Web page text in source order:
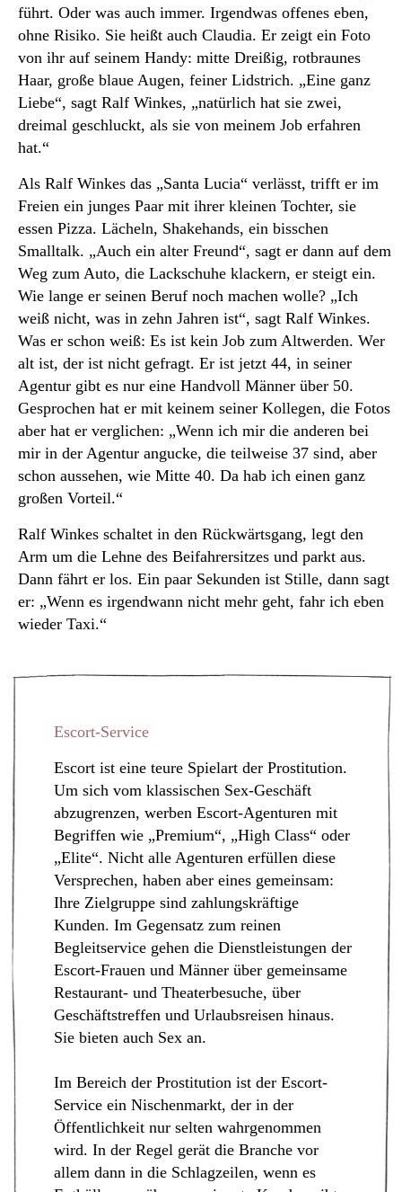
führt. Oder was auch immer. Irgendwas offenes eben,
ohne Risiko. Sie heißt auch Claudia. Er zeigt ein Foto
von ihr auf seinem Handy: mitte Dreißig, rotbraunes
Haar, große blaue Augen, feiner Lidstrich. „Eine ganz
Liebe“, sagt Ralf Winkes, „natürlich hat sie zwei,
dreimal geschluckt, als sie von meinem Job erfahren
hat.“
Als Ralf Winkes das „Santa Lucia“ verlässt, trifft er im
Freien ein junges Paar mit ihrer kleinen Tochter, sie
essen Pizza. Lächeln, Shakehands, ein bisschen
Smalltalk. „Auch ein alter Freund“, sagt er dann auf dem
Weg zum Auto, die Lackschuhe klackern, er steigt ein.
Wie lange er seinen Beruf noch machen wolle? „Ich
weiß nicht, was in zehn Jahren ist“, sagt Ralf Winkes.
Was er schon weiß: Es ist kein Job zum Altwerden. Wer
alt ist, der ist nicht gefragt. Er ist jetzt 44, in seiner
Agentur gibt es nur eine Handvoll Männer über 50.
Gesprochen hat er mit keinem seiner Kollegen, die Fotos
aber hat er verglichen: „Wenn ich mir die anderen bei
mir in der Agentur angucke, die teilweise 37 sind, aber
schon aussehen, wie Mitte 40. Da hab ich einen ganz
großen Vorteil.“
Ralf Winkes schaltet in den Rückwärtsgang, legt den
Arm um die Lehne des Beifahrersitzes und parkt aus.
Dann fährt er los. Ein paar Sekunden ist Stille, dann sagt
er: „Wenn es irgendwann nicht mehr geht, fahr ich eben
wieder Taxi.“
Escort-Service
Escort ist eine teure Spielart der Prostitution.
Um sich vom klassischen Sex-Geschäft
abzugrenzen, werben Escort-Agenturen mit
Begriffen wie „Premium“, „High Class“ oder
„Elite“. Nicht alle Agenturen erfüllen diese
Versprechen, haben aber eines gemeinsam:
Ihre Zielgruppe sind zahlungskräftige
Kunden. Im Gegensatz zum reinen
Begleitservice gehen die Dienstleistungen der
Escort-Frauen und Männer über gemeinsame
Restaurant- und Theaterbesuche, über
Geschäftstreffen und Urlaubsreisen hinaus.
Sie bieten auch Sex an.
Im Bereich der Prostitution ist der Escort-
Service ein Nischenmarkt, der in der
Öffentlichkeit nur selten wahrgenommen
wird. In der Regel gerät die Branche vor
allem dann in die Schlagzeilen, wenn es